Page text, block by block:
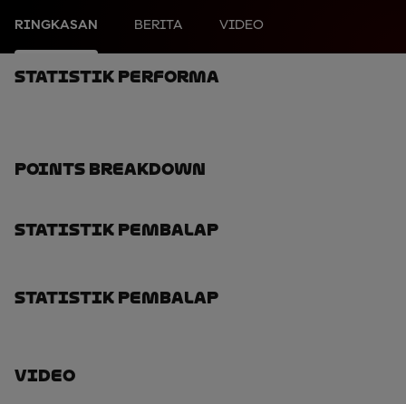
RINGKASAN BERITA VIDEO
Statistik Performa
Points Breakdown
Statistik Pembalap
Statistik Pembalap
Video